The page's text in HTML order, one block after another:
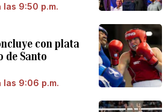
las 9:50 p.m.
con plata
de Santo
las 9:06 p.m.